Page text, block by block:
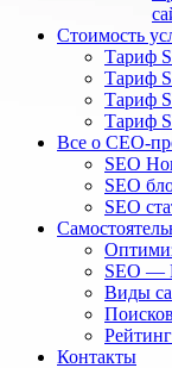
Стоимость
Тариф
Тариф
Тариф
Тариф
Все о СЕО-
SEO
SEO
SEO
SEO —
Виды
Контакты